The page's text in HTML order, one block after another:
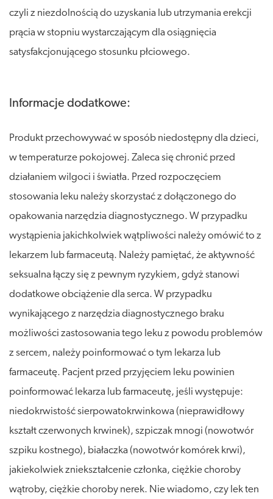
czyli z niezdolnością do uzyskania lub utrzymania erekcji
prącia w stopniu wystarczającym dla osiągnięcia
satysfakcjonującego stosunku płciowego.
Informacje dodatkowe:
Produkt przechowywać w sposób niedostępny dla dzieci,
w temperaturze pokojowej. Zaleca się chronić przed
działaniem wilgoci i światła. Przed rozpoczęciem
stosowania leku należy skorzystać z dołączonego do
opakowania narzędzia diagnostycznego. W przypadku
wystąpienia jakichkolwiek wątpliwości należy omówić to z
lekarzem lub farmaceutą. Należy pamiętać, że aktywność
seksualna łączy się z pewnym ryzykiem, gdyż stanowi
dodatkowe obciążenie dla serca. W przypadku
wynikającego z narzędzia diagnostycznego braku
możliwości zastosowania tego leku z powodu problemów
z sercem, należy poinformować o tym lekarza lub
farmaceutę. Pacjent przed przyjęciem leku powinien
poinformować lekarza lub farmaceutę, jeśli występuje:
niedokrwistość sierpowatokrwinkowa (nieprawidłowy
kształt czerwonych krwinek), szpiczak mnogi (nowotwór
szpiku kostnego), białaczka (nowotwór komórek krwi),
jakiekolwiek zniekształcenie członka, ciężkie choroby
wątroby, ciężkie choroby nerek. Nie wiadomo, czy lek ten